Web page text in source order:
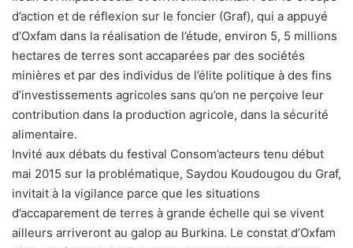
d’action et de réflexion sur le foncier (Graf), qui a appuyé
d’Oxfam dans la réalisation de l’étude, environ 5, 5 millions
hectares de terres sont accaparées par des sociétés
minières et par des individus de l’élite politique à des fins
d’investissements agricoles sans qu’on ne perçoive leur
contribution dans la production agricole, dans la sécurité
alimentaire.
Invité aux débats du festival Consom’acteurs tenu début
mai 2015 sur la problématique, Saydou Koudougou du Graf,
invitait à la vigilance parce que les situations
d’accaparement de terres à grande échelle qui se vivent
ailleurs arriveront au galop au Burkina. Le constat d’Oxfam